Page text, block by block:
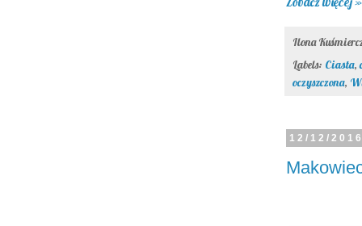
Ilona
Labels: Ciasta,
oczyszczona,
12/12/